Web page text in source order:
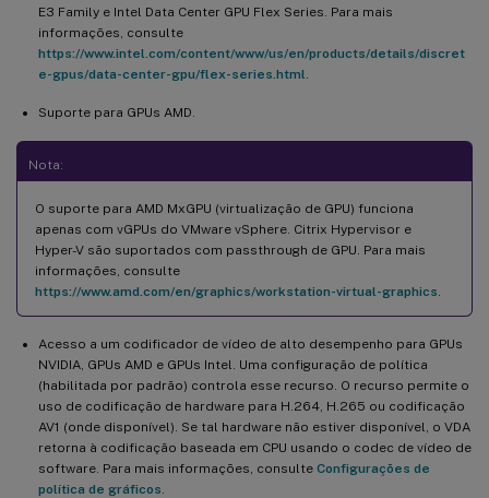
E3 Family e Intel Data Center GPU Flex Series. Para mais
informações, consulte
https://www.intel.com/content/www/us/en/products/details/discret
e-gpus/data-center-gpu/flex-series.html
Suporte para GPUs AMD.
Nota:
O suporte para AMD MxGPU (virtualização de GPU) funciona
apenas com vGPUs do VMware vSphere. Citrix Hypervisor e
Hyper-V são suportados com passthrough de GPU. Para mais
informações, consulte
https://www.amd.com/en/graphics/workstation-virtual-graphics
Acesso a um codificador de vídeo de alto desempenho para GPUs
NVIDIA, GPUs AMD e GPUs Intel. Uma configuração de política
(habilitada por padrão) controla esse recurso. O recurso permite o
uso de codificação de hardware para H.264, H.265 ou codificação
AV1 (onde disponível). Se tal hardware não estiver disponível, o VDA
retorna à codificação baseada em CPU usando o codec de vídeo de
software. Para mais informações, consulte Configurações de
política de gráficos